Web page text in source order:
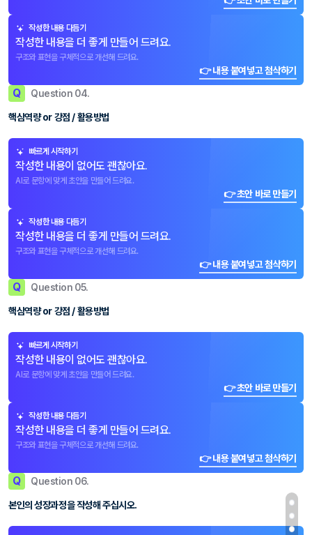
작성한 내용 다듬기
작성한 내용을 더 좋게 만들어 드려요.
구조와 표현을 구체적으로 개선해 드려요.
👉 내용 붙여넣고 첨삭하기
Q Question 04.
핵심역량 or 강점 / 활용방법
빠르게 시작하기
작성한 내용이 없어도 괜찮아요.
AI로 문항에 맞게 초안을 만들어 드려요.
👉 초안 바로 만들기
작성한 내용 다듬기
작성한 내용을 더 좋게 만들어 드려요.
구조와 표현을 구체적으로 개선해 드려요.
👉 내용 붙여넣고 첨삭하기
Q Question 05.
핵심역량 or 강점 / 활용방법
빠르게 시작하기
작성한 내용이 없어도 괜찮아요.
AI로 문항에 맞게 초안을 만들어 드려요.
👉 초안 바로 만들기
작성한 내용 다듬기
작성한 내용을 더 좋게 만들어 드려요.
구조와 표현을 구체적으로 개선해 드려요.
👉 내용 붙여넣고 첨삭하기
Q Question 06.
본인의 성장과정을 작성해 주십시오.